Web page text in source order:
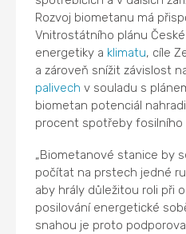
Rozvoj biometanu má
Vnitrostátního plánu
energetiky a klimatu, cíle
a zároveň snížit závislost
palivech v souladu s
biometan potenciál
procent spotřeby fosilního
„Biometanové stanice by
počítat na prstech jedné
aby hrály důležitou roli při
posilování energetické
snahou je proto